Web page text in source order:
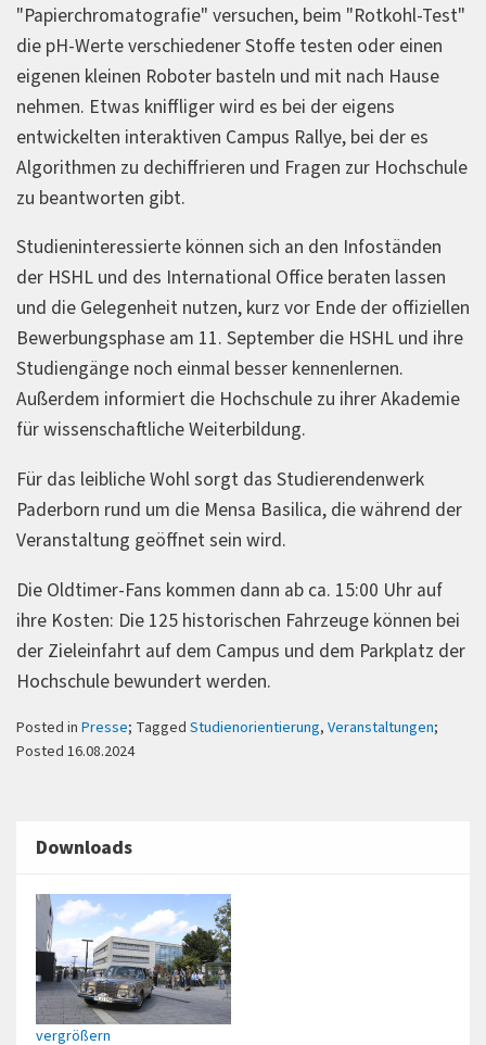
"Papierchromatografie" versuchen, beim "Rotkohl-Test"
die pH-Werte verschiedener Stoffe testen oder einen
eigenen kleinen Roboter basteln und mit nach Hause
nehmen. Etwas kniffliger wird es bei der eigens
entwickelten interaktiven Campus Rallye, bei der es
Algorithmen zu dechiffrieren und Fragen zur Hochschule
zu beantworten gibt.
Studieninteressierte können sich an den Infoständen
der HSHL und des International Office beraten lassen
und die Gelegenheit nutzen, kurz vor Ende der offiziellen
Bewerbungsphase am 11. September die HSHL und ihre
Studiengänge noch einmal besser kennenlernen.
Außerdem informiert die Hochschule zu ihrer Akademie
für wissenschaftliche Weiterbildung.
Für das leibliche Wohl sorgt das Studierendenwerk
Paderborn rund um die Mensa Basilica, die während der
Veranstaltung geöffnet sein wird.
Die Oldtimer-Fans kommen dann ab ca. 15:00 Uhr auf
ihre Kosten: Die 125 historischen Fahrzeuge können bei
der Zieleinfahrt auf dem Campus und dem Parkplatz der
Hochschule bewundert werden.
Posted in Presse; Tagged Studienorientierung, Veranstaltungen;
Posted 16.08.2024
Downloads
vergrößern